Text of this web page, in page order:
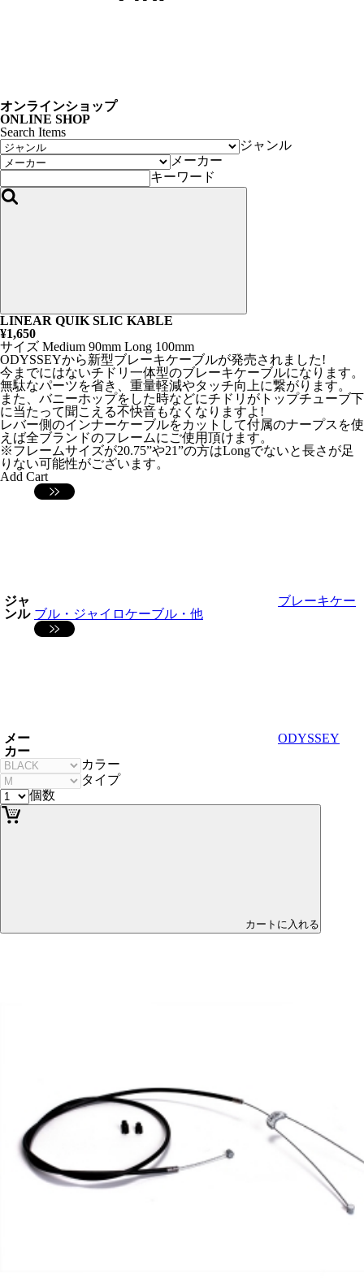
オンラインショップ
ONLINE SHOP
Search Items
ジャンル
メーカー
キーワード
LINEAR QUIK SLIC KABLE
¥1,650
サイズ Medium 90mm Long 100mm
ODYSSEYから新型ブレーキケーブルが発売されました!
今までにはないチドリ一体型のブレーキケーブルになります。
無駄なパーツを省き、重量軽減やタッチ向上に繋がります。
また、バニーホップをした時などにチドリがトップチューブ下
に当たって聞こえる不快音もなくなりますよ!
レバー側のインナーケーブルをカットして付属のナープスを使
えば全ブランドのフレームにご使用頂けます。
※フレームサイズが20.75”や21”の方はLongでないと長さが足
りない可能性がございます。
Add Cart
ジャ
ンル
ブレーキケー
ブル・ジャイロケーブル・他
メー
カー
ODYSSEY
カラー
タイプ
個数
カートに入れる